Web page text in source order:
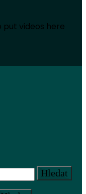
put videos here